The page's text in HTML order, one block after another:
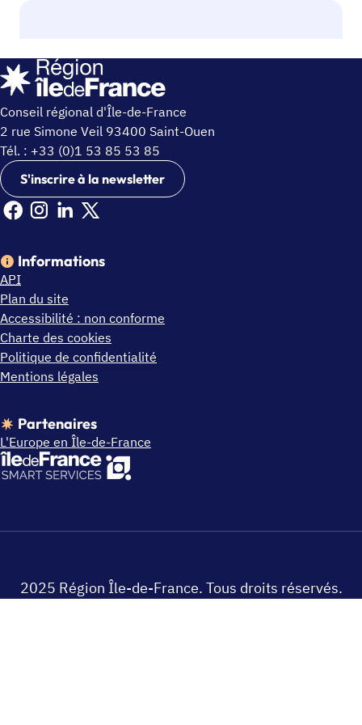
Conseil régional d'Île-de-France
2 rue Simone Veil 93400 Saint-Ouen
Tél. : +33 (0)1 53 85 53 85
S'inscrire à la newsletter
Facebook Ile de France (nouvelle fenêtre)
Instagram Ile de France (nouvelle fenêtre)
Linkedin Ile de France (nouvelle fenêtre)
X Ile de France (nouvelle fenêtre)
Informations
API
Plan du site
Accessibilité : non conforme
Charte des cookies
Politique de confidentialité
Mentions légales
Partenaires
L'Europe en Île-de-France
2025 Région Île-de-France. Tous droits réservés.